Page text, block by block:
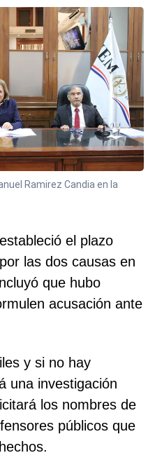
Ramirez Candia en la
el plazo
las dos causas en
que hubo
acusación ante
y si no hay
una investigación
los nombres de
públicos que